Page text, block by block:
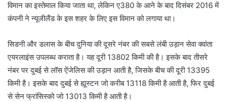
विमान का इस्‍तेमाल किया जाता था, लेकिन ए380 के आने के बाद दिसंबर 2016 में
कंपनी ने न्‍यूजीलैंड के इस शहर के लिए इस विमान को लगाया था।
सिडनी और डलास के बीच दुनिया की दूसरे नंबर की सबसे लंबी उड़ान सेवा क्‍वांता
एयरलाइंस उपलब्‍ध कराता है। यह दूरी 13802 किमी की है। इसके बाद तीसरे
नंबर पर दुबई से लॉस ऐंजेलिस की उड़ान आती है, जिसके बीच की दूरी 13395
किमी है। इसके बाद दुबई से ह्यूस्‍टन जो करीब 13118 किमी है आती है, फिर दुबई
से सेन फ्रांसिस्‍को जो 13013 किमी है आती है।